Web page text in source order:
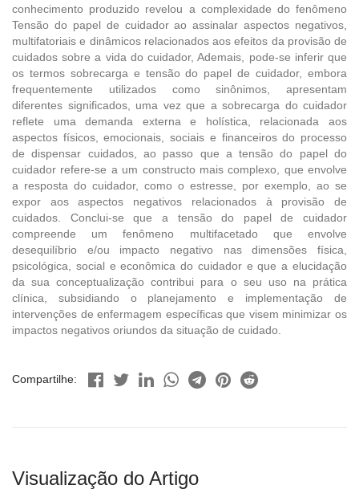
conhecimento produzido revelou a complexidade do fenômeno
Tensão do papel de cuidador ao assinalar aspectos negativos,
multifatoriais e dinâmicos relacionados aos efeitos da provisão de
cuidados sobre a vida do cuidador, Ademais, pode-se inferir que
os termos sobrecarga e tensão do papel de cuidador, embora
frequentemente utilizados como sinônimos, apresentam
diferentes significados, uma vez que a sobrecarga do cuidador
reflete uma demanda externa e holística, relacionada aos
aspectos físicos, emocionais, sociais e financeiros do processo
de dispensar cuidados, ao passo que a tensão do papel do
cuidador refere-se a um constructo mais complexo, que envolve
a resposta do cuidador, como o estresse, por exemplo, ao se
expor aos aspectos negativos relacionados à provisão de
cuidados. Conclui-se que a tensão do papel de cuidador
compreende um fenômeno multifacetado que envolve
desequilíbrio e/ou impacto negativo nas dimensões física,
psicológica, social e econômica do cuidador e que a elucidação
da sua conceptualização contribui para o seu uso na prática
clínica, subsidiando o planejamento e implementação de
intervenções de enfermagem específicas que visem minimizar os
impactos negativos oriundos da situação de cuidado.
Compartilhe:
Visualização do Artigo